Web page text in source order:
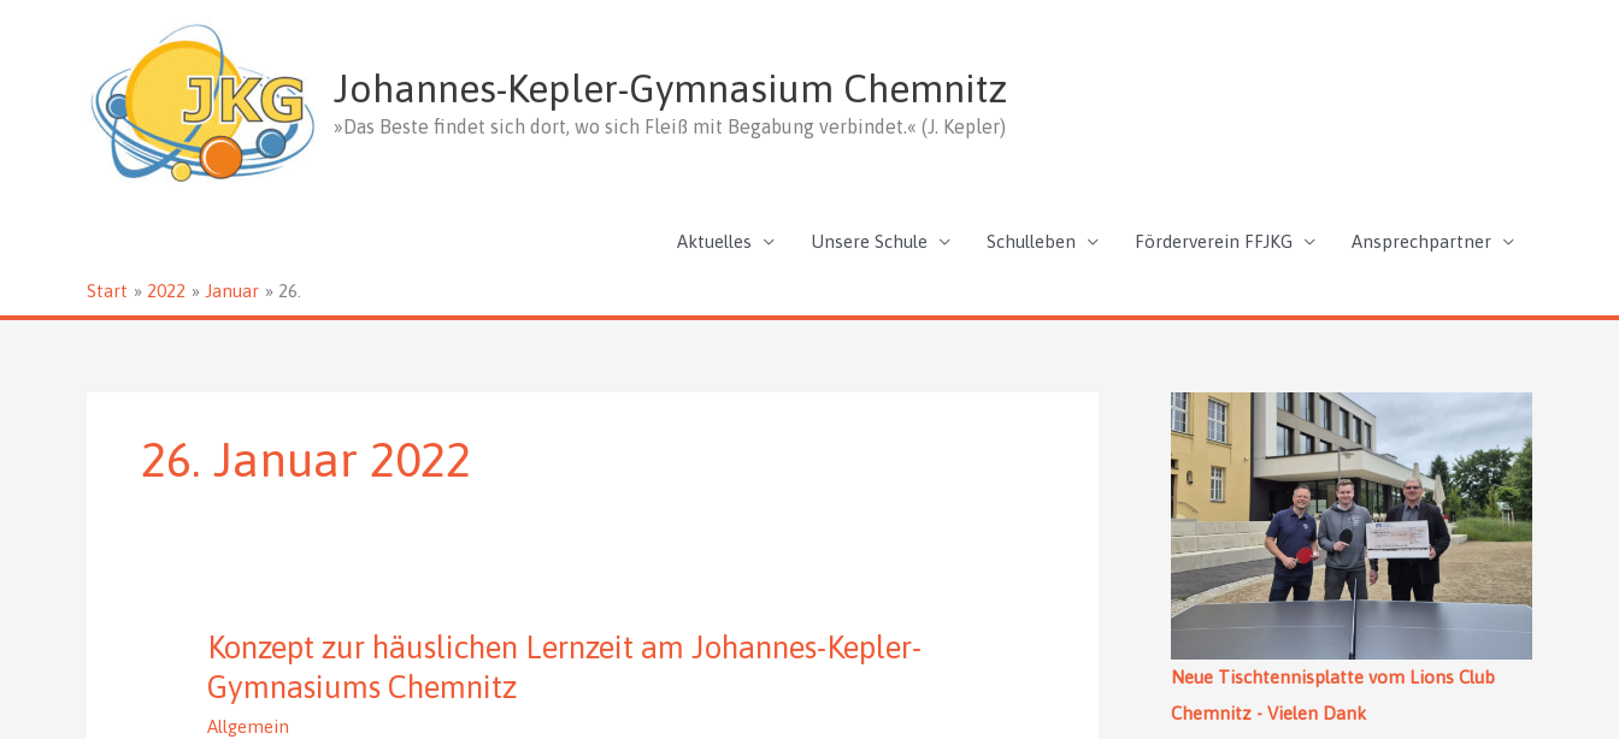
Johannes-Kepler-Gymnasium Chemnitz
»Das Beste findet sich dort, wo sich Fleiß mit Begabung verbindet.« (J. Kepler)
Aktuelles Unsere Schule Schulleben Förderverein FFJKG Ansprechpartner
Start 2022 Januar 26.
26. Januar 2022
Konzept zur häuslichen Lernzeit am Johannes-Kepler-
Gymnasiums Chemnitz
Allgemein
Neue Tischtennisplatte vom Lions Club
Chemnitz - Vielen Dank